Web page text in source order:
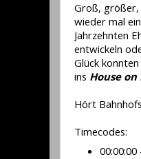
Groß, größer,
wieder mal
Jahrzehnten
entwickeln
Glück
ins House
Hört
Timecodes: